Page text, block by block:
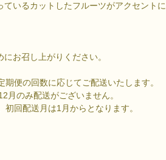
ているカットしたフルーツがアクセントに
お召し上がりください。
便の回数に応じてご配送いたします。
のみ配送がございません。
回配送月は1月からとなります。